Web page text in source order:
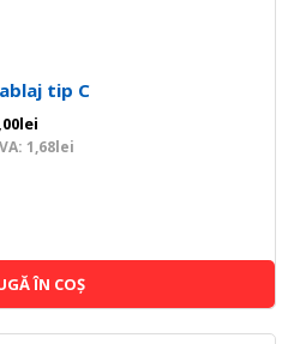
tip C
1,68lei
ÎN COŞ